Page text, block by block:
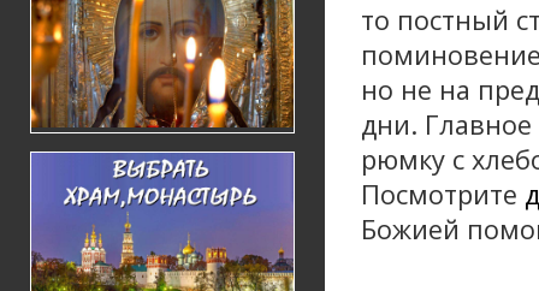
то постный
но не на
дни.
рюмку с
Посмотрите
Божией